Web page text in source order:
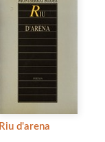
Riu d'arena